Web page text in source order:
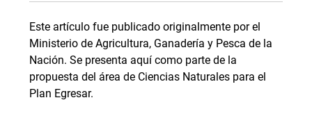
Este artículo fue publicado originalmente por el
Ministerio de Agricultura, Ganadería y Pesca de la
Nación. Se presenta aquí como parte de la
propuesta del área de Ciencias Naturales para el
Plan Egresar.